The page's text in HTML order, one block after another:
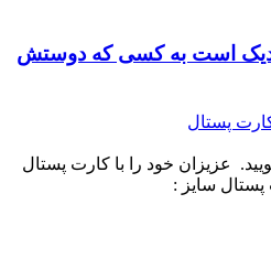
است به کسی که دوستش
پستال
‏عزیزان خود را با کارت پستال
پستال سایز :